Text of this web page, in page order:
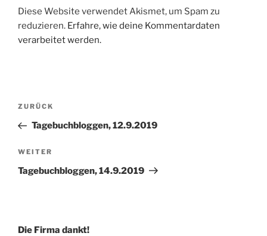
Diese Website verwendet Akismet, um Spam zu
reduzieren. Erfahre, wie deine Kommentardaten
verarbeitet werden.
Beitragsnavigation
Vorheriger
Beitrag
ZURÜCK
Tagebuchbloggen, 12.9.2019
Nächster
Beitrag
WEITER
Tagebuchbloggen, 14.9.2019
Die Firma dankt!